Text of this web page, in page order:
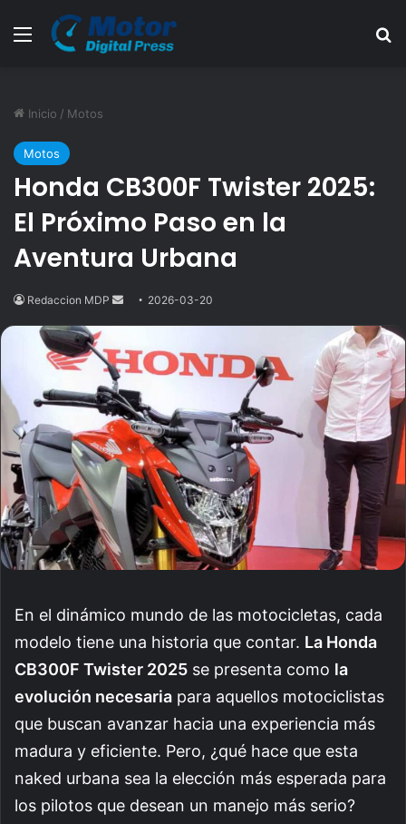
Menú
Inicio / Motos
Motos
Honda CB300F Twister 2025:
El Próximo Paso en la
Aventura Urbana
Redaccion MDP
Send2026-03-20
En el dinámico mundo de las motocicletas, cada
modelo tiene una historia que contar. La Honda
CB300F Twister 2025 se presenta como la
evolución necesaria para aquellos motociclistas
que buscan avanzar hacia una experiencia más
madura y eficiente. Pero, ¿qué hace que esta
naked urbana sea la elección más esperada para
los pilotos que desean un manejo más serio?